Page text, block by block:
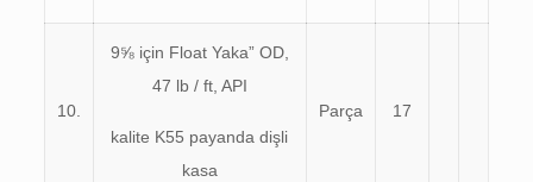
10.
9⅝ için Float Yaka” OD,
47 lb / ft, API
kalite K55 payanda dişli
kasa
Parça 17